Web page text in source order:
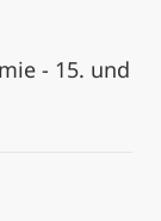
- 15. und